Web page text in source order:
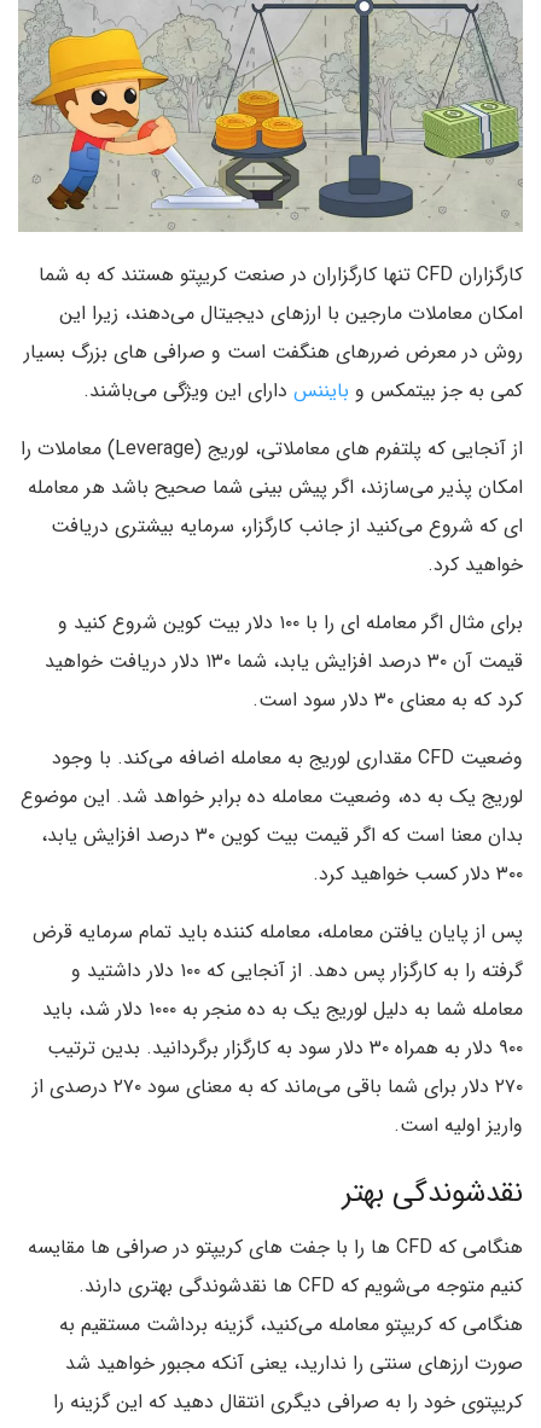
کارگزاران CFD تنها کارگزاران در صنعت کریپتو هستند که به شما
امکان معاملات مارجین با ارزهای دیجیتال می‌دهند، زیرا این
روش در معرض ضررهای هنگفت است و صرافی های بزرگ بسیار
کمی به جز بیتمکس و بایننس دارای این ویژگی می‌باشند.
از آنجایی که پلتفرم های معاملاتی، لوریج (Leverage) معاملات را
امکان پذیر می‌سازند، اگر پیش بینی شما صحیح باشد هر معامله
ای که شروع می‌کنید از جانب کارگزار، سرمایه بیشتری دریافت
خواهید کرد.
برای مثال اگر معامله ای را با ۱۰۰ دلار بیت کوین شروع کنید و
قیمت آن ۳۰ درصد افزایش یابد، شما ۱۳۰ دلار دریافت خواهید
کرد که به معنای ۳۰ دلار سود است.
وضعیت CFD مقداری لوریج به معامله اضافه می‌کند. با وجود
لوریج یک به ده، وضعیت معامله ده برابر خواهد شد. این موضوع
بدان معنا است که اگر قیمت بیت کوین ۳۰ درصد افزایش یابد،
۳۰۰ دلار کسب خواهید کرد.
پس از پایان یافتن معامله، معامله کننده باید تمام سرمایه قرض
گرفته را به کارگزار پس دهد. از آنجایی که ۱۰۰ دلار داشتید و
معامله شما به دلیل لوریج یک به ده منجر به ۱۰۰۰ دلار شد، باید
۹۰۰ دلار به همراه ۳۰ دلار سود به کارگزار برگردانید. بدین ترتیب
۲۷۰ دلار برای شما باقی می‌ماند که به معنای سود ۲۷۰ درصدی از
واریز اولیه است.
نقدشوندگی بهتر
هنگامی که CFD ها را با جفت های کریپتو در صرافی ها مقایسه
کنیم متوجه می‌شویم که CFD ها نقدشوندگی بهتری دارند.
هنگامی که کریپتو معامله می‌کنید، گزینه برداشت مستقیم به
صورت ارزهای سنتی را ندارید، یعنی آنکه مجبور خواهید شد
کریپتوی خود را به صرافی دیگری انتقال دهید که این گزینه را